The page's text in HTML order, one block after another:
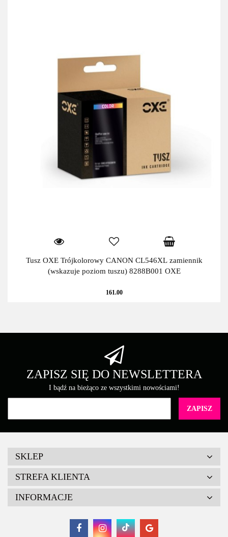
Tusz OXE Trójkolorowy CANON CL546XL zamiennik
(wskazuje poziom tuszu) 8288B001 OXE
161.00
ZAPISZ SIĘ DO NEWSLETTERA
I bądź na bieżąco ze wszystkimi nowościami!
SKLEP
STREFA KLIENTA
INFORMACJE